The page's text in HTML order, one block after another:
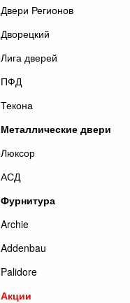
Двери Регионов
Дворецкий
Лига дверей
ПФД
Текона
Металлические двери
Люксор
АСД
Фурнитура
Archie
Addenbau
Palidore
Акции